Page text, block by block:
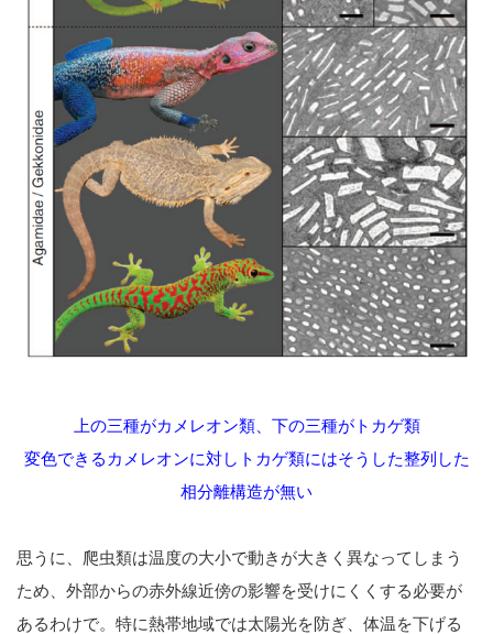
上の三種がカメレオン類、下の三種がトカゲ類
変色できるカメレオンに対しトカゲ類にはそうした整列した
相分離構造が無い
思うに、爬虫類は温度の大小で動きが大きく異なってしまう
ため、外部からの赤外線近傍の影響を受けにくくする必要が
あるわけで。特に熱帯地域では太陽光を防ぎ、体温を下げる